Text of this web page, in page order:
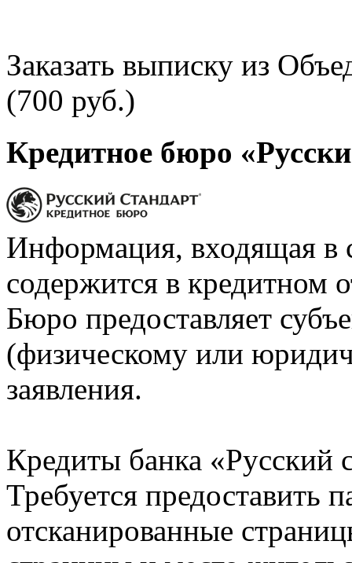
Заказать выписку из
(700 руб.)
Кредитное бюро
Информация, входящая в
содержится в кредитном
Бюро предоставляет
(физическому или
заявления.
Кредиты банка «Русский
Требуется предоставить
отсканированные